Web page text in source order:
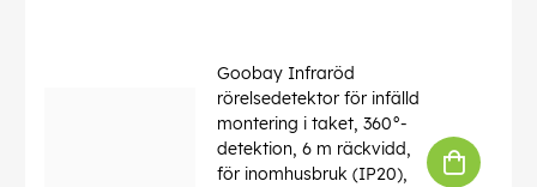
Goobay Infraröd
rörelsedetektor för infälld
montering i taket, 360°-
detektion, 6 m räckvidd,
för inomhusbruk (IP20),